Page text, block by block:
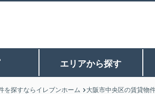
エリアから探す
を探すならイレブンホーム 大阪市中央区の賃貸物